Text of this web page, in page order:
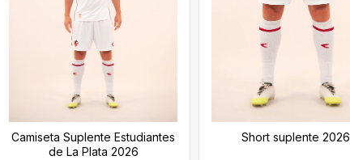
Camiseta Suplente Estudiantes
de La Plata 2026
Short suplente 2026